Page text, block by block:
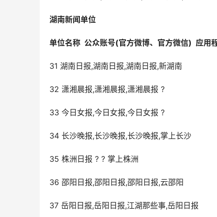
湖南新闻单位
单位名称 公众账号(官方微博、 官方微信) 应用
31 湖南日报,湖南日报,湖南日报,新湖南
32 潇湘晨报,潇湘晨报,潇湘晨报 ?
33 今日女报,今日女报,今日女报 ?
34 长沙晚报,长沙晚报,长沙晚报,掌上长沙
35 株洲日报 ? ? 掌上株洲
36 邵阳日报,邵阳日报,邵阳日报,云邵阳
37 岳阳日报,岳阳日报,江湖那些事,岳阳日报